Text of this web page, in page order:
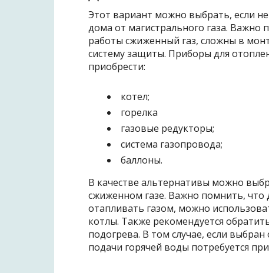
Этот вариант можно выбрать, если
дома от магистрального газа.
работы сжиженный газ, сложны в
систему защиты. Приборы для
приобрести:
котел;
горелка
газовые редукторы;
система газопровода;
баллоны.
В качестве альтернативы можно
сжиженном газе. Важно помнить, что
отапливать газом, можно
котлы. Также рекомендуется
подогрева. В том случае, если
подачи горячей воды потребуется